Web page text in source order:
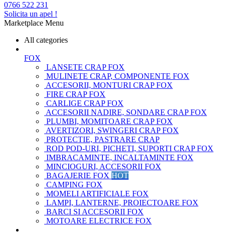
0766 522 231
Solicita un apel !
Marketplace Menu
All categories
FOX
LANSETE CRAP FOX
MULINETE CRAP, COMPONENTE FOX
ACCESORII, MONTURI CRAP FOX
FIRE CRAP FOX
CARLIGE CRAP FOX
ACCESORII NADIRE, SONDARE CRAP FOX
PLUMBI, MOMITOARE CRAP FOX
AVERTIZORI, SWINGERI CRAP FOX
PROTECTIE, PASTRARE CRAP
ROD POD-URI, PICHETI, SUPORTI CRAP FOX
IMBRACAMINTE, INCALTAMINTE FOX
MINCIOGURI, ACCESORII FOX
BAGAJERIE FOX HOT
CAMPING FOX
MOMELI ARTIFICIALE FOX
LAMPI, LANTERNE, PROIECTOARE FOX
BARCI SI ACCESORII FOX
MOTOARE ELECTRICE FOX